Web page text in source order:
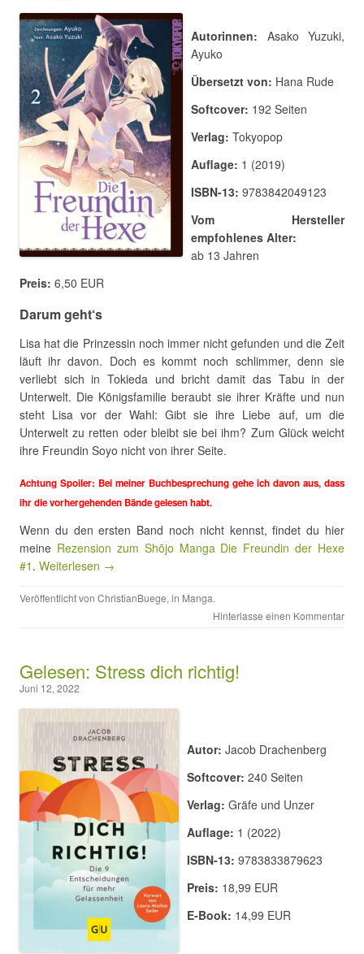
Autorinnen: Asako Yuzuki,
Ayuko
Übersetzt von: Hana Rude
Softcover: 192 Seiten
Verlag: Tokyopop
Auflage: 1 (2019)
ISBN-13: 9783842049123
Vom Hersteller
empfohlenes Alter:
ab 13 Jahren
Preis: 6,50 EUR
Darum geht‘s
Lisa hat die Prinzessin noch immer nicht gefunden und die Zeit
läuft ihr davon. Doch es kommt noch schlimmer, denn sie
verliebt sich in Tokieda und bricht damit das Tabu in der
Unterwelt. Die Königsfamilie beraubt sie ihrer Kräfte und nun
steht Lisa vor der Wahl: Gibt sie ihre Liebe auf, um die
Unterwelt zu retten oder bleibt sie bei ihm? Zum Glück weicht
ihre Freundin Soyo nicht von ihrer Seite.
Achtung Spoiler: Bei meiner Buchbesprechung gehe ich davon aus, dass
ihr die vorhergehenden Bände gelesen habt.
Wenn du den ersten Band noch nicht kennst, findet du hier
meine Rezension zum Shōjo Manga Die Freundin der Hexe
#1 . Weiterlesen →
Veröffentlicht von ChristianBuege, in Manga.
Hinterlasse einen Kommentar
Gelesen: Stress dich richtig!
Juni 12, 2022
Autor: Jacob Drachenberg
Softcover: 240 Seiten
Verlag: Gräfe und Unzer
Auflage: 1 (2022)
ISBN-13: 9783833879623
Preis: 18,99 EUR
E-Book: 14,99 EUR